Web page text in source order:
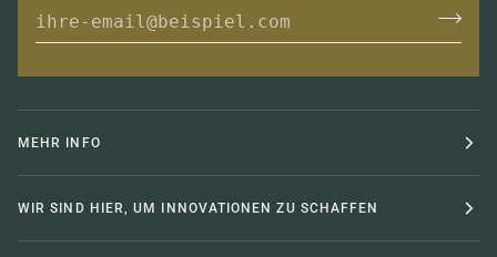
MEHR INFO
WIR SIND HIER, UM INNOVATIONEN ZU SCHAFFEN